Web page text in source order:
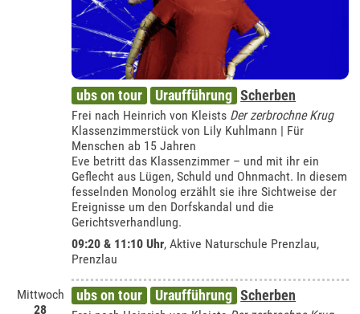
ubs on tour Uraufführung Scherben
Frei nach Heinrich von Kleists Der zerbrochne Krug
Klassenzimmerstück von Lily Kuhlmann | Für
Menschen ab 15 Jahren
Eve betritt das Klassenzimmer – und mit ihr ein
Geflecht aus Lügen, Schuld und Ohnmacht. In diesem
fesselnden Monolog erzählt sie ihre Sichtweise der
Ereignisse um den Dorfskandal und die
Gerichtsverhandlung.
09:20 & 11:10 Uhr,Aktive Naturschule Prenzlau,
Prenzlau
Mittwoch
28
ubs on tour Uraufführung Scherben